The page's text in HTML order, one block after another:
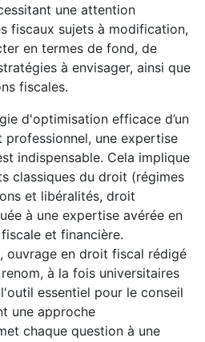
une attention
fiscaux sujets à modification,
en termes de fond, de
à envisager, ainsi que
fiscales.
d'optimisation efficace d’un
professionnel, une expertise
indispensable. Cela implique
classiques du droit (régimes
et libéralités, droit
à une expertise avérée en
et financière.
ouvrage en droit fiscal rédigé
à la fois universitaires
essentiel pour le conseil
une approche
chaque question à une